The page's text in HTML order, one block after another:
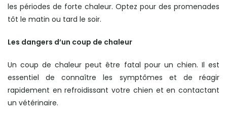
les périodes de forte chaleur. Optez pour des promenades
tôt le matin ou tard le soir.
Les dangers d’un coup de chaleur
Un coup de chaleur peut être fatal pour un chien. Il est
essentiel de connaître les symptômes et de réagir
rapidement en refroidissant votre chien et en contactant
un vétérinaire.